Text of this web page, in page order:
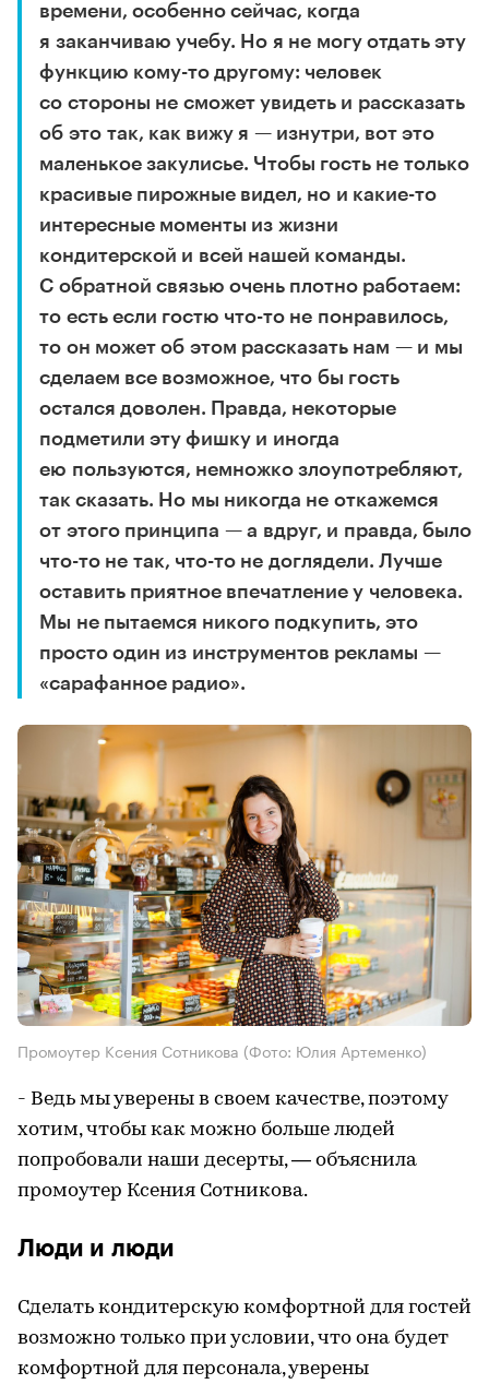
времени, особенно сейчас, когда
я заканчиваю учебу. Но я не могу отдать эту
функцию кому-то другому: человек
со стороны не сможет увидеть и рассказать
об это так, как вижу я — изнутри, вот это
маленькое закулисье. Чтобы гость не только
красивые пирожные видел, но и какие-то
интересные моменты из жизни
кондитерской и всей нашей команды.
С обратной связью очень плотно работаем:
то есть если гостю что-то не понравилось,
то он может об этом рассказать нам — и мы
сделаем все возможное, что бы гость
остался доволен. Правда, некоторые
подметили эту фишку и иногда
ею пользуются, немножко злоупотребляют,
так сказать. Но мы никогда не откажемся
от этого принципа — а вдруг, и правда, было
что-то не так, что-то не доглядели. Лучше
оставить приятное впечатление у человека.
Мы не пытаемся никого подкупить, это
просто один из инструментов рекламы —
«сарафанное радио».
Промоутер Ксения Сотникова (Фото: Юлия Артеменко)
- Ведь мы уверены в своем качестве, поэтому
хотим, чтобы как можно больше людей
попробовали наши десерты, — объяснила
промоутер Ксения Сотникова.
Люди и люди
Сделать кондитерскую комфортной для гостей
возможно только при условии, что она будет
комфортной для персонала, уверены